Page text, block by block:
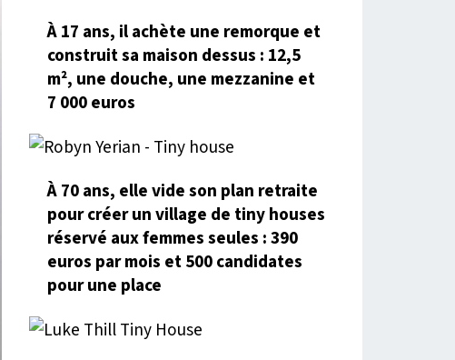
À 17 ans, il achète une remorque et
construit sa maison dessus : 12,5
m², une douche, une mezzanine et
7 000 euros
À 70 ans, elle vide son plan retraite
pour créer un village de tiny houses
réservé aux femmes seules : 390
euros par mois et 500 candidates
pour une place